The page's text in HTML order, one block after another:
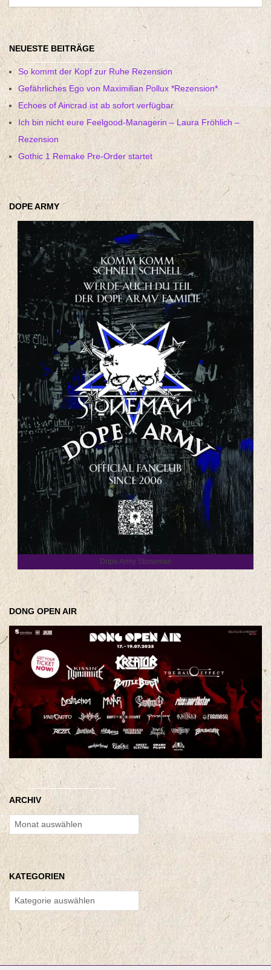
NEUESTE BEITRÄGE
So kommt der Kopf zur Ruhe Rezension
Gefährliches Ego von Maximilian Pollux *Rezension*
Echoes of Aincrad ist ab sofort verfügbar
Ich bin nicht eure Feelgood-Managerin – Laura Fröhlich –
Rezension
Gothic 1 Remake Pre-Order startet
DOPE ARMY
Dope Army Stoneman
DONG OPEN AIR
ARCHIV
Archiv
KATEGORIEN
Kategorien